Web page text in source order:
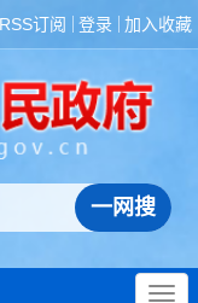
RSS订阅 登录 加入收藏